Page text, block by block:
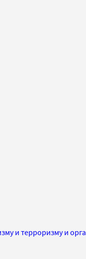
и терроризму и